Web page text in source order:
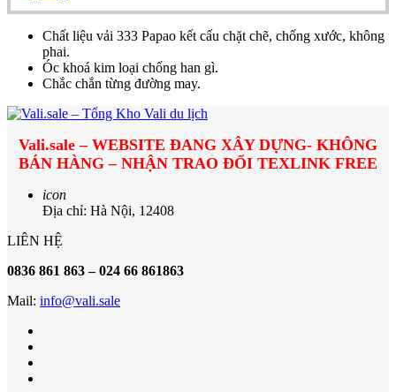
Chất liệu vải 333 Papao kết cấu chặt chẽ, chống xước, không
phai.
Óc khoá kim loại chống han gì.
Chắc chắn từng đường may.
Vali.sale – WEBSITE ĐANG XÂY DỰNG- KHÔNG
BÁN HÀNG – NHẬN TRAO ĐỔI TEXLINK FREE
icon
Địa chỉ: Hà Nội, 12408
LIÊN HỆ
0836 861 863 – 024 66 861863
Mail: info@vali.sale